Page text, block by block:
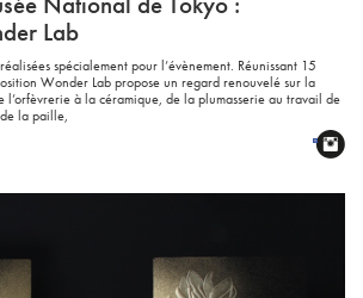
Lab
spécialement pour l’évènement. Réunissant 15
Wonder Lab propose un regard renouvelé sur la
l’orfèvrerie à la céramique, de la plumasserie au travail de
la paille,